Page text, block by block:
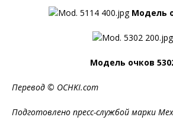
Модель
Модель очков
Перевод © OCHKI.com
Подготовлено пресс-службой марки